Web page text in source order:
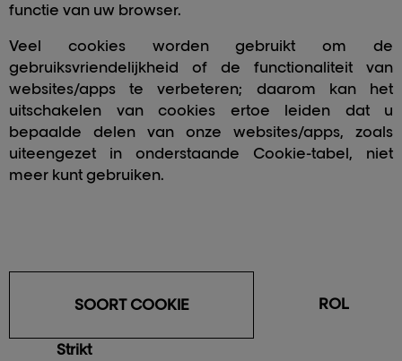
functie van uw browser.
Veel cookies worden gebruikt om de
gebruiksvriendelijkheid of de functionaliteit van
websites/apps te verbeteren; daarom kan het
uitschakelen van cookies ertoe leiden dat u
bepaalde delen van onze websites/apps, zoals
uiteengezet in onderstaande Cookie-tabel, niet
meer kunt gebruiken.
SOORT COOKIE ROL
Strikt